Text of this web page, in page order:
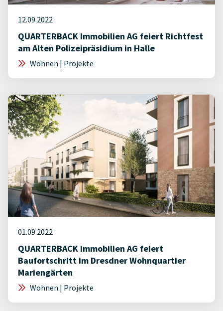
12.09.2022
QUARTERBACK Immobilien AG feiert Richtfest
am Alten Polizeipräsidium in Halle
Wohnen | Projekte
01.09.2022
QUARTERBACK Immobilien AG feiert
Baufortschritt im Dresdner Wohnquartier
Mariengärten
Wohnen | Projekte